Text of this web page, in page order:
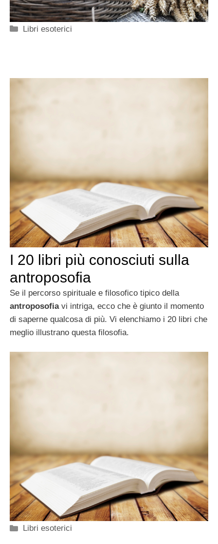
Categorie
Libri esoterici
I 20 libri più conosciuti sulla
antroposofia
Se il percorso spirituale e filosofico tipico della
antroposofiavi intriga, ecco che è giunto il momento
di saperne qualcosa di più. Vi elenchiamo i 20 libri che
meglio illustrano questa filosofia.
Categorie
Libri esoterici